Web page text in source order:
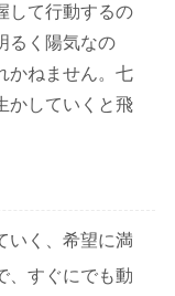
して行動するの
るく陽気なの
かねません。七
かしていくと飛
いく、希望に満
、すぐにでも動